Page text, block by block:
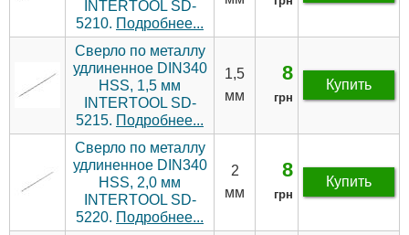
INTERTOOL SD-
5210. Подробнее...
Сверло по металлу
удлиненное DIN340
HSS, 1,5 мм
INTERTOOL SD-
5215. Подробнее...
1,5
мм
8
грн
Купить
Сверло по металлу
удлиненное DIN340
HSS, 2,0 мм
INTERTOOL SD-
5220. Подробнее...
2
мм
8
грн
Купить